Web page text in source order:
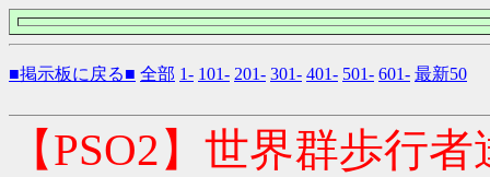
■掲示板に戻る■ 全部 1- 101- 201- 301- 401- 501- 601- 最新50
【PSO2】世界群歩行